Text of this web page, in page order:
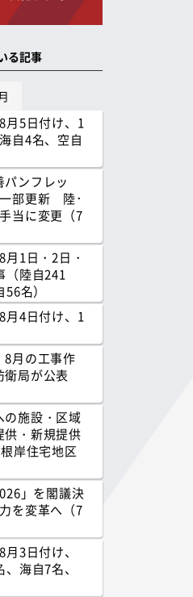
る記事
5日付け、1
自4名、空自
パンフレッ
一部更新 陸･
当に変更（7
1日・2日・
（陸自241
名）
4日付け、1
8月の工事作
衛局が公表
の施設・区域
供・新規提供
岸住宅地区
」を閣議決
を変革へ（7
3日付け、
海自7名、